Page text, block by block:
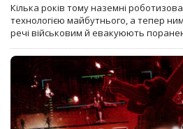
Кілька років тому наземні
технологією майбутнього, а тепер
речі військовим й евакуюють